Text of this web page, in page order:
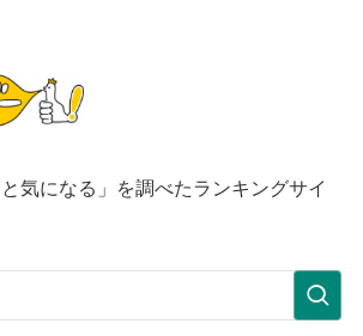
気になる」を調べたランキングサイ